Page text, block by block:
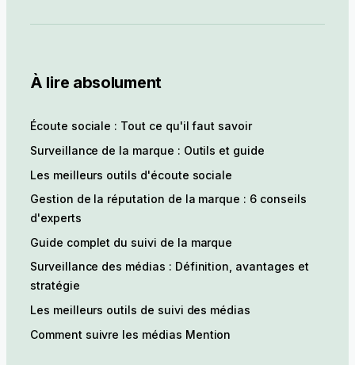
À lire absolument
Écoute sociale : Tout ce qu'il faut savoir
Surveillance de la marque : Outils et guide
Les meilleurs outils d'écoute sociale
Gestion de la réputation de la marque : 6 conseils
d'experts
Guide complet du suivi de la marque
Surveillance des médias : Définition, avantages et
stratégie
Les meilleurs outils de suivi des médias
Comment suivre les médias Mention